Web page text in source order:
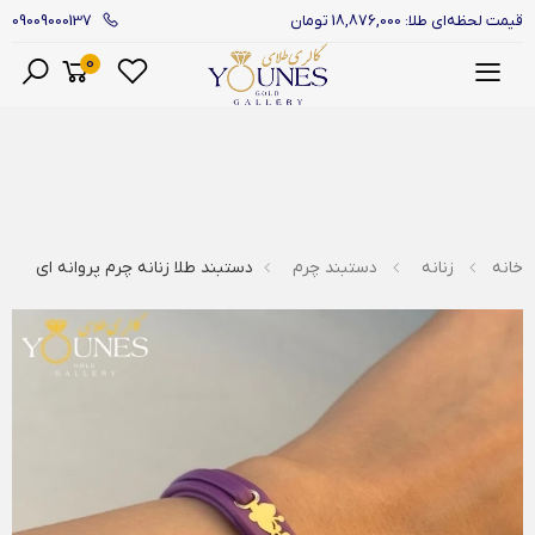
قیمت لحظه‌ای طلا: 18,876,000 تومان 09009000137
0
خانه زنانه دستبند چرم دستبند طلا زنانه چرم پروانه ای